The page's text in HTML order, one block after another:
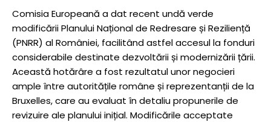
Comisia Europeană a dat recent undă verde
modificării Planului Național de Redresare și Reziliență
(PNRR) al României, facilitând astfel accesul la fonduri
considerabile destinate dezvoltării și modernizării țării.
Această hotărâre a fost rezultatul unor negocieri
ample între autoritățile române și reprezentanții de la
Bruxelles, care au evaluat în detaliu propunerile de
revizuire ale planului inițial. Modificările acceptate